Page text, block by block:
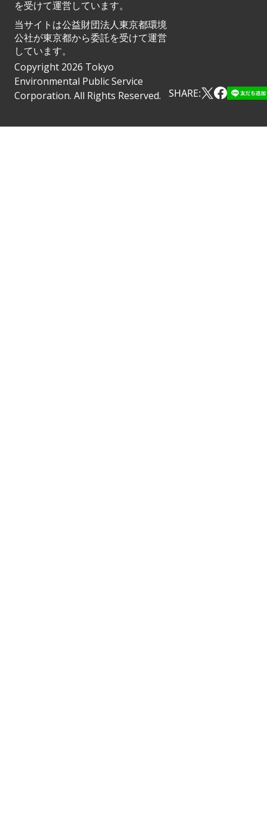
を受けて運営しています。
当サイトは公益財団法人東京都環境
公社が東京都から委託を受けて運営
しています。
Copyright 2026 Tokyo
Environmental Public Service
Corporation. All Rights Reserved.
SHARE: